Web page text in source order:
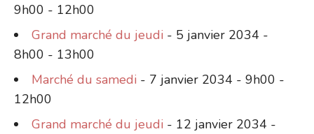
9h00 - 12h00
Grand marché du jeudi - 5 janvier 2034 -
8h00 - 13h00
Marché du samedi - 7 janvier 2034 - 9h00 -
12h00
Grand marché du jeudi - 12 janvier 2034 -